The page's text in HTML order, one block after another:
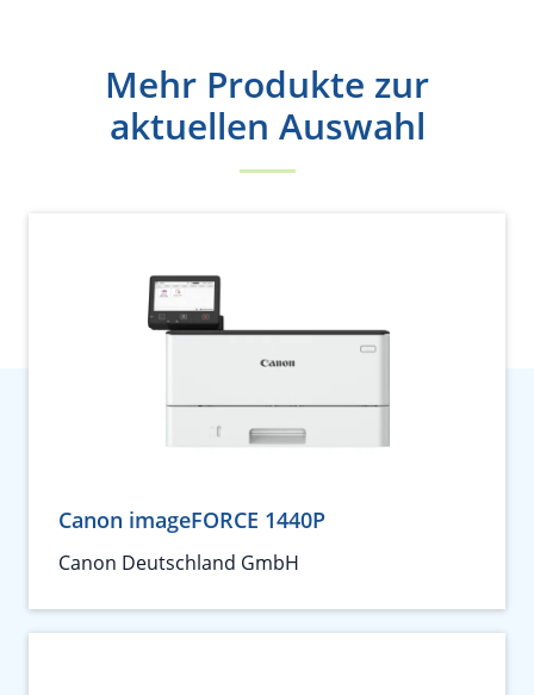
Mehr Produkte zur
aktuellen Auswahl
Canon imageFORCE 1440P
Canon Deutschland GmbH